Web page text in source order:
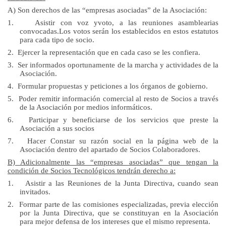
A) Son derechos de las “empresas asociadas” de la Asociación:
1.
Asistir con voz yvoto, a las reuniones asamblearias
convocadas.Los votos serán los establecidos en estos estatutos
para cada tipo de socio.
2. Ejercer la representación que en cada caso se les confiera.
3.
Ser informados oportunamente de la marcha y actividades de la
Asociación.
4. Formular propuestas y peticiones a los órganos de gobierno.
5.
Poder remitir información comercial al resto de Socios a través
de la Asociación por medios informáticos.
6.
Participar y beneficiarse de los servicios que preste la
Asociación a sus socios
7.
Hacer Constar su razón social en la página web de la
Asociación dentro del apartado de Socios Colaboradores.
B) Adicionalmente las “empresas asociadas” que tengan la
condición de Socios Tecnológicos tendrán derecho a:
1.
Asistir a las Reuniones de la Junta Directiva, cuando sean
invitados.
2.
Formar parte de las comisiones especializadas, previa elección
porla Junta Directiva, que se constituyan en la Asociación
para mejor defensa de los intereses que el mismo representa.